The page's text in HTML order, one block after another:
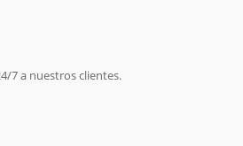
7 a nuestros clientes.